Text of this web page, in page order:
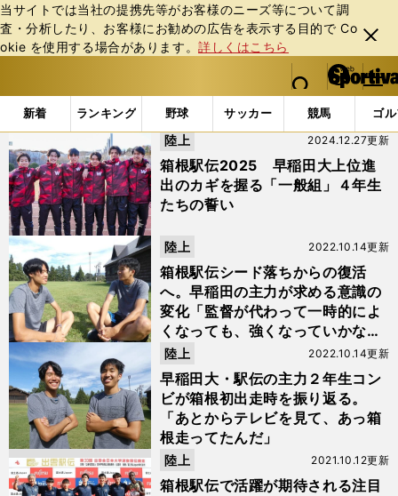
当サイトでは当社の提携先等がお客様のニーズ等について調
査・分析したり、お客様にお勧めの広告を表⽰する⽬的で Co
okie を使⽤する場合があります。詳しくはこちら
閉じ
る
web Sportiva (webスポルティーバ)
検索
マイペ
ー
ジ
メニュ
新着 ランキング 野球 サッカー 競馬 ゴ
b
ス
ル
テ
ィ
ー
バ
「#石塚陽士」の最新ニュース・ 情報
箱根駅伝2025 早稲田大上位進
出のカギを握る「一般組」４年生
たちの誓い
2024.12.27更新
陸上
箱根駅伝シード落ちからの復活
へ。早稲田の主力が求める意識の
変化「監督が代わって一時的によ
くなっても、強くなっていかな
い」
2022.10.14更新
陸上
早稲田大・駅伝の主力２年生コン
ビが箱根初出走時を振り返る。
「あとからテレビを見て、あっ箱
根走ってたんだ」
2022.10.14更新
陸上
箱根駅伝で活躍が期待される注目
2021.10.12更新
陸上